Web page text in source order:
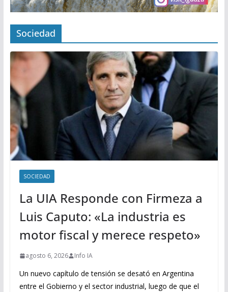
Sociedad
SOCIEDAD
La UIA Responde con Firmeza a
Luis Caputo: «La industria es
motor fiscal y merece respeto»
agosto 6, 2026 Info IA
Un nuevo capítulo de tensión se desató en Argentina
entre el Gobierno y el sector industrial, luego de que el